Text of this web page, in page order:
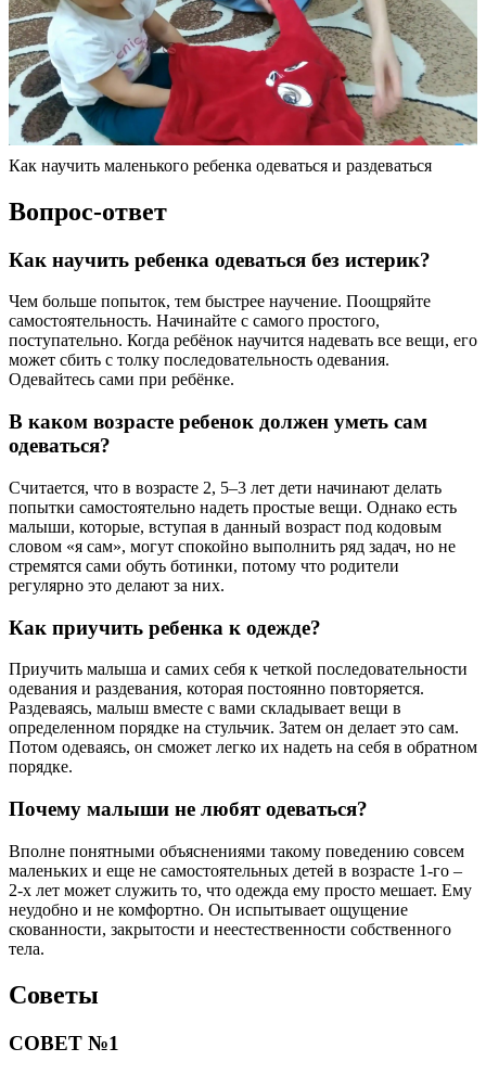
Как научить маленького ребенка одеваться и раздеваться
Вопрос-ответ
Как научить ребенка одеваться без истерик?
Чем больше попыток, тем быстрее научение. Поощряйте
самостоятельность. Начинайте с самого простого,
поступательно. Когда ребёнок научится надевать все вещи, его
может сбить с толку последовательность одевания.
Одевайтесь сами при ребёнке.
В каком возрасте ребенок должен уметь сам
одеваться?
Считается, что в возрасте 2, 5–3 лет дети начинают делать
попытки самостоятельно надеть простые вещи. Однако есть
малыши, которые, вступая в данный возраст под кодовым
словом «я сам», могут спокойно выполнить ряд задач, но не
стремятся сами обуть ботинки, потому что родители
регулярно это делают за них.
Как приучить ребенка к одежде?
Приучить малыша и самих себя к четкой последовательности
одевания и раздевания, которая постоянно повторяется.
Раздеваясь, малыш вместе с вами складывает вещи в
определенном порядке на стульчик. Затем он делает это сам.
Потом одеваясь, он сможет легко их надеть на себя в обратном
порядке.
Почему малыши не любят одеваться?
Вполне понятными объяснениями такому поведению совсем
маленьких и еще не самостоятельных детей в возрасте 1-го –
2-х лет может служить то, что одежда ему просто мешает. Ему
неудобно и не комфортно. Он испытывает ощущение
скованности, закрытости и неестественности собственного
тела.
Советы
СОВЕТ №1